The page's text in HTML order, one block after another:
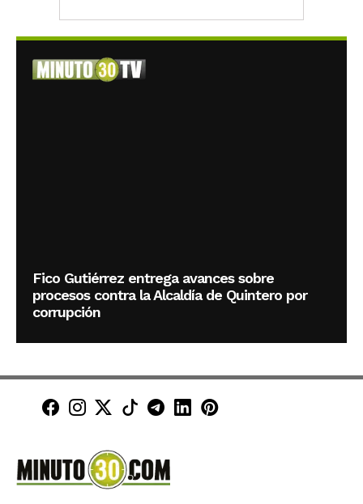
Fico Gutiérrez entrega avances sobre
procesos contra la Alcaldía de Quintero por
corrupción
Minuto30 en Facebook
Minuto30 en Instagram
Minuto30 en X (Twitter)
Minuto30 en TikTok
Canal de Minuto30 en
Minuto30 en LinkedIn
Minuto30 en